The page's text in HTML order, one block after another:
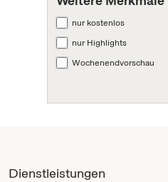
nur kostenlos
nur Highlights
Wochenendvorschau
Dienstleistungen